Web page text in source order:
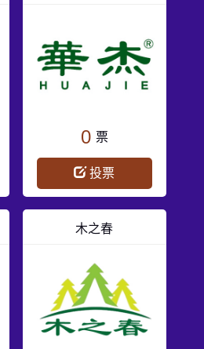
0 票
投票
木之春